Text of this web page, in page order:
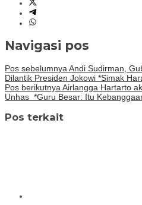
Navigasi pos
Pos sebelumnya Andi Sudirman,
Dilantik Presiden Jokowi *Simak
Pos berikutnya Airlangga Hartarto
Unhas *Guru Besar: Itu
Pos terkait